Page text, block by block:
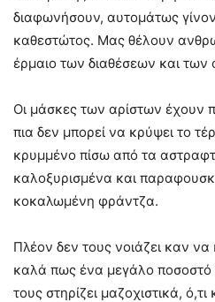
διαφωνήσουν, αυτομάτως
καθεστώτος. Μας θέλουν
έρμαιο των διαθέσεων και των
Οι μάσκες των αρίστων έχουν
πια δεν μπορεί να κρύψει το
κρυμμένο πίσω από τα
καλοξυρισμένα και
κοκαλωμένη φράντζα.
Πλέον δεν τους νοιάζει καν
καλά πως ένα μεγάλο ποσοστό
τους στηρίζει μαζοχιστικά,